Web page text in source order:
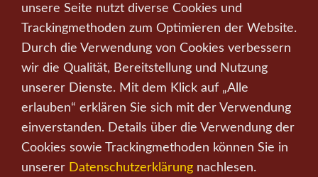
unsere Seite nutzt diverse Cookies und
Trackingmethoden zum Optimieren der Website.
Durch die Verwendung von Cookies verbessern
wir die Qualität, Bereitstellung und Nutzung
unserer Dienste. Mit dem Klick auf „Alle
erlauben“ erklären Sie sich mit der Verwendung
einverstanden. Details über die Verwendung der
Cookies sowie Trackingmethoden können Sie in
unserer Datenschutzerklärung nachlesen.